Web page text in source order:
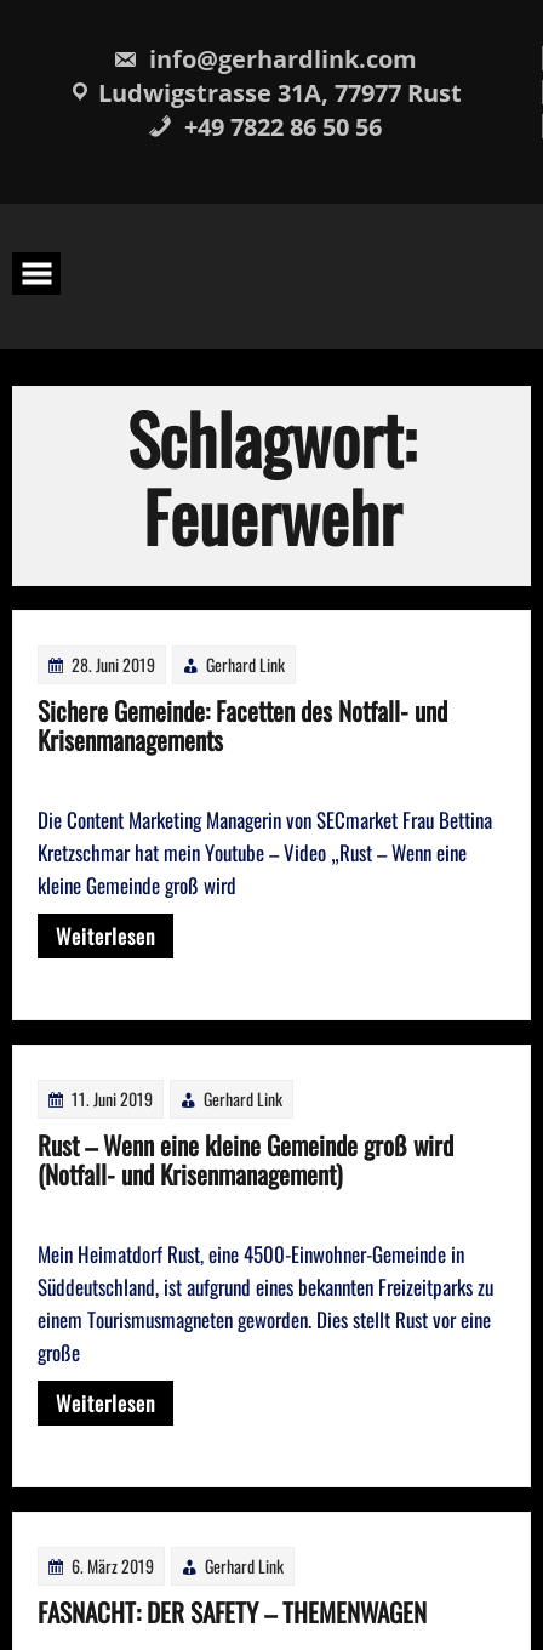
info@gerhardlink.com
Ludwigstrasse 31A, 77977 Rust
+49 7822 86 50 56
Schlagwort:
Feuerwehr
28. Juni 2019 Gerhard Link
Sichere Gemeinde: Facetten des Notfall- und
Krisenmanagements
Die Content Marketing Managerin von SECmarket Frau Bettina
Kretzschmar hat mein Youtube – Video „Rust – Wenn eine
kleine Gemeinde groß wird
Weiterlesen
11. Juni 2019 Gerhard Link
Rust – Wenn eine kleine Gemeinde groß wird
(Notfall- und Krisenmanagement)
Mein Heimatdorf Rust, eine 4500-Einwohner-Gemeinde in
Süddeutschland, ist aufgrund eines bekannten Freizeitparks zu
einem Tourismusmagneten geworden. Dies stellt Rust vor eine
große
Weiterlesen
6. März 2019 Gerhard Link
FASNACHT: DER SAFETY – THEMENWAGEN